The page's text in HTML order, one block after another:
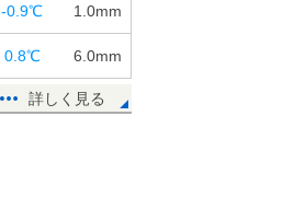
-0.9℃ 1.0mm
0.8℃ 6.0mm
詳しく見る